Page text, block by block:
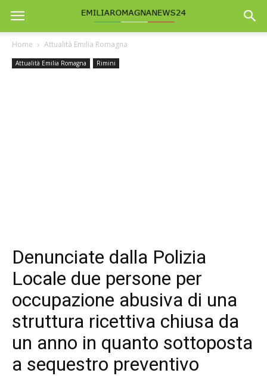
Home Attualità Emilia Romagna
Attualità Emilia Romagna Rimini
Denunciate dalla Polizia
Locale due persone per
occupazione abusiva di una
struttura ricettiva chiusa da
un anno in quanto sottoposta
a sequestro preventivo